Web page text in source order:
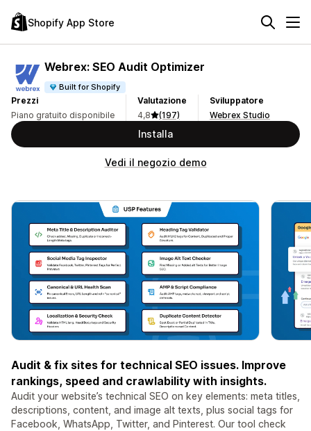
Shopify App Store
Webrex: SEO Audit Optimizer
Built for Shopify
Prezzi
Piano gratuito disponibile
Valutazione
4,8
(197)
Sviluppatore
Webrex Studio
Installa
Vedi il negozio demo
Audit & fix sites for technical SEO issues. Improve
rankings, speed and crawlability with insights.
Audit your website’s technical SEO on key elements: meta titles,
descriptions, content, and image alt texts, plus social tags for
Facebook, WhatsApp, Twitter, and Pinterest. Our tool check